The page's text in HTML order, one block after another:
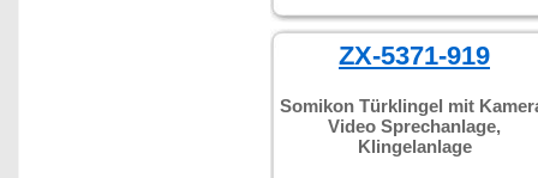
ZX-5371-919
Somikon Türklingel mit
Video Sprechanlage,
Klingelanlage